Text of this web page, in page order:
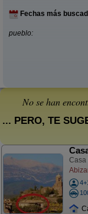
Fechas más
pueblo:
No se han
... PERO, TE
Casa